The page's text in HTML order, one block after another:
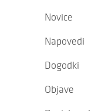
Novice
Napovedi
Dogodki
Objave